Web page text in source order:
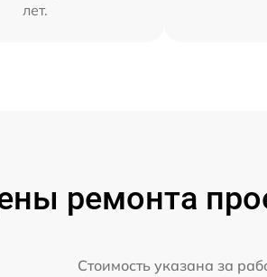
лет.
ремонта
Стоимость указана за